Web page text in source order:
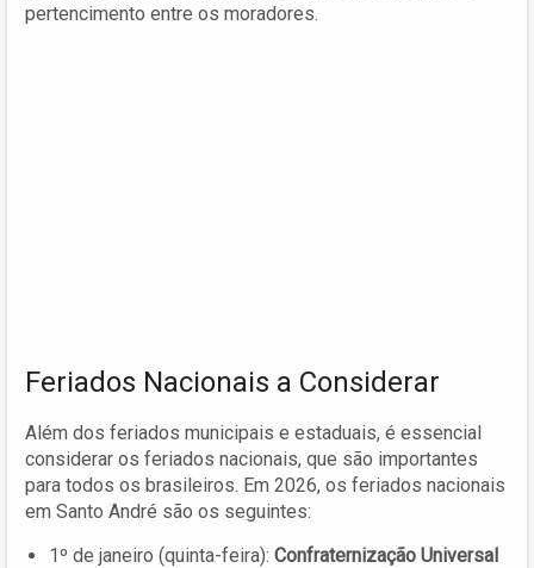
pertencimento entre os moradores.
Feriados Nacionais a Considerar
Além dos feriados municipais e estaduais, é essencial
considerar os feriados nacionais, que são importantes
para todos os brasileiros. Em 2026, os feriados nacionais
em Santo André são os seguintes:
1º de janeiro (quinta-feira): Confraternização Universal